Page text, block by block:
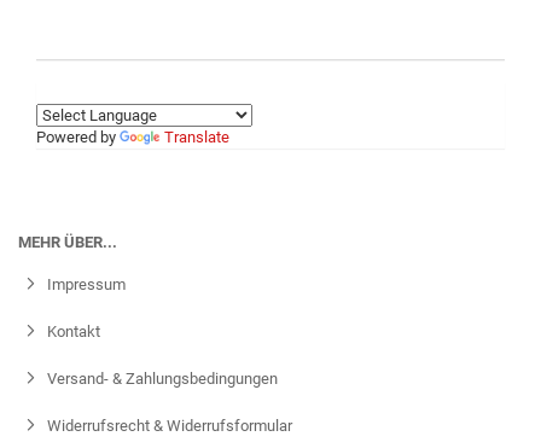
Powered by Translate
MEHR ÜBER...
Impressum
Kontakt
Versand- & Zahlungsbedingungen
Widerrufsrecht & Widerrufsformular